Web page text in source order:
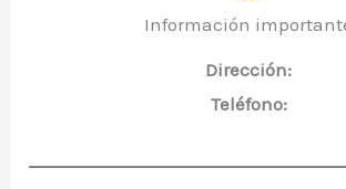
Información
Dirección:
Teléfono: